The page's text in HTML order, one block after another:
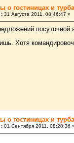
о гостиницах и
: 31 Августа 2011, 08:46:47 »
Хотя
о гостиницах и
: 01 Сентября 2011, 08:28:36